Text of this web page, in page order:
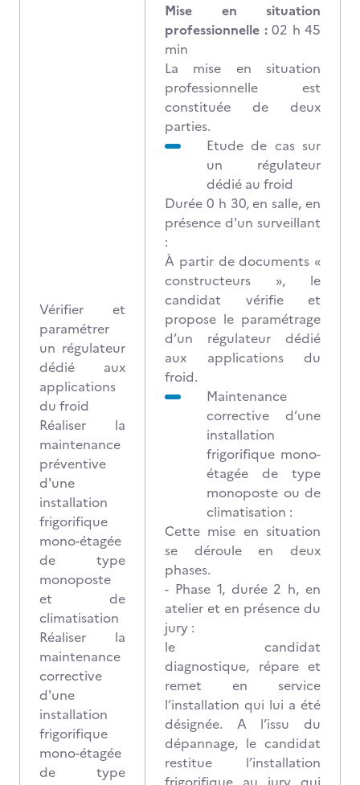
Vérifier et
paramétrer
un régulateur
dédié aux
applications
du froid
Réaliser la
maintenance
préventive
d'une
installation
frigorifique
mono-étagée
de type
monoposte
et de
climatisation
Réaliser la
maintenance
corrective
d'une
installation
frigorifique
mono-étagée
de type
Mise en situation
professionnelle :02 h 45
min
La mise en situation
professionnelle est
constituée de deux
parties.
Etude de cas sur
un régulateur
dédié au froid
Durée 0 h 30, en salle, en
présence d'un surveillant
:
À partir de documents «
constructeurs », le
candidat vérifie et
propose le paramétrage
d’un régulateur dédié
aux applications du
froid.
Maintenance
corrective d’une
installation
frigorifique mono-
étagée de type
monoposte ou de
climatisation :
Cette mise en situation
se déroule en deux
phases.
- Phase 1, durée 2 h, en
atelier et en présence du
jury :
le candidat
diagnostique, répare et
remet en service
l’installation qui lui a été
désignée. A l’issu du
dépannage, le candidat
restitue l’installation